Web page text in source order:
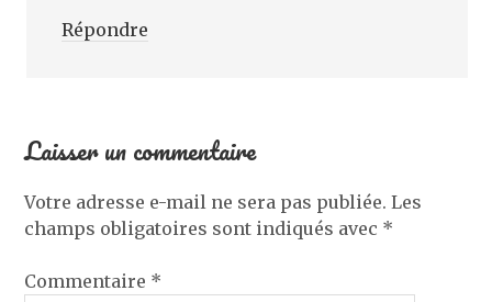
Répondre
Laisser un commentaire
Votre adresse e-mail ne sera pas publiée. Les
champs obligatoires sont indiqués avec *
Commentaire *